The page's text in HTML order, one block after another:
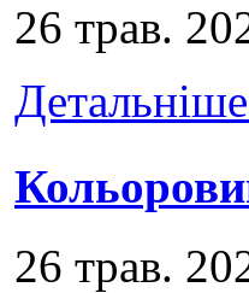
26 трав.
26 трав.